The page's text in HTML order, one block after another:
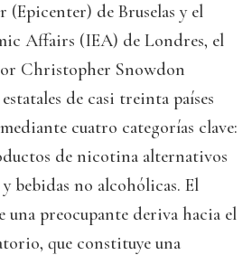
de Bruselas y el
Affairs (IEA) de Londres, el
Christopher Snowdon
de casi treinta países
cuatro categorías clave:
de nicotina alternativos
bebidas no alcohólicas. El
preocupante deriva hacia el
que constituye una